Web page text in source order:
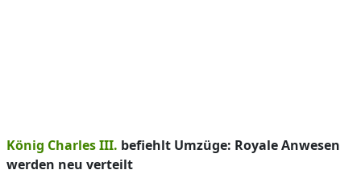
König Charles III. befiehlt Umzüge: Royale Anwesen
werden neu verteilt